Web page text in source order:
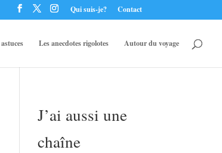
Qui suis-je? Contact
Les anecdotes rigolotes Autour du voyage
J’ai aussi une
chaîne